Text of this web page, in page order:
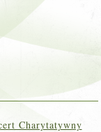
Charytatywny